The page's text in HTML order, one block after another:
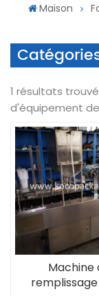
Maison
1 résultats
d'équipement
Machine